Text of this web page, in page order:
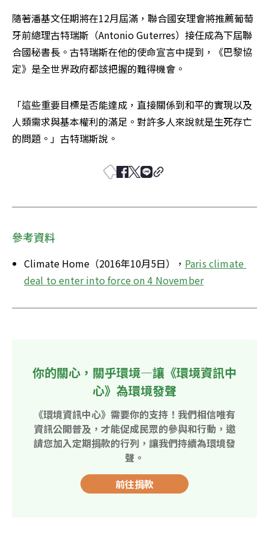
隨著潘基文任期將在12月屆滿，聯合國安理會將推薦葡萄
牙前總理古特瑞斯（Antonio Guterres）接任成為下屆聯
合國秘書長。古特瑞斯在他的使命宣言中提到，《巴黎協
定》是全世界政府都該把握的難得機會。
「這些重要目標是否能達成，直接關係到和平的實現以及
人類需求與基本權利的滿足。對許多人來說就是生死存亡
的問題。」古特瑞斯說。
參考資料
Climate Home（2016年10月5日）， Paris climate
deal to enter into force on 4 November
你的關心，關乎環境—讓《環境資訊中
心》為環境發聲
《環境資訊中心》需要你的支持！我們相信唯有
資訊公開普及，才能促成民眾的參與和行動，邀
請您加入定期捐款的行列，讓我們持續為環境發
聲。
前往捐款